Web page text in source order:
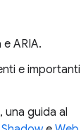
ARIA.
e importanti
, una guida al